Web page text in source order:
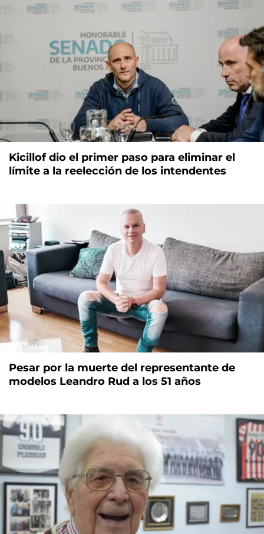
Kicillof dio el primer paso para eliminar el
límite a la reelección de los intendentes
Pesar por la muerte del representante de
modelos Leandro Rud a los 51 años